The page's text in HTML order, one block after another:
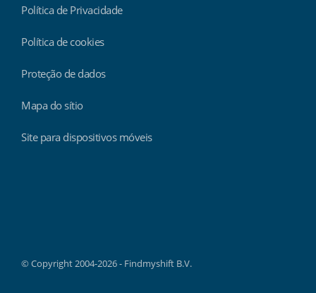
Política de Privacidade
Política de cookies
Proteção de dados
Mapa do sítio
Site para dispositivos móveis
© Copyright 2004-2026 - Findmyshift B.V.